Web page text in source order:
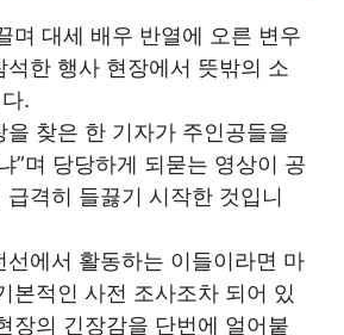
며 대세 배우 반열에 오른 변우
석한 행사 현장에서 뜻밖의 소
.
을 찾은 한 기자가 주인공들을
”며 당당하게 되묻는 영상이 공
격히 들끓기 시작한 것입니
선에서 활동하는 이들이라면 마
본적인 사전 조사조차 되어 있
장의 긴장감을 단번에 얼어붙